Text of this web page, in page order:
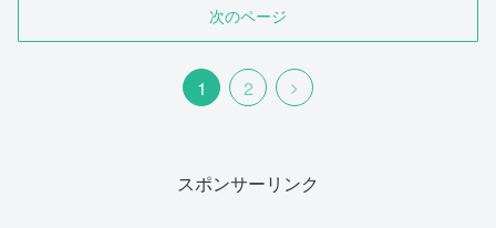
次のページ
1 2
スポンサーリンク